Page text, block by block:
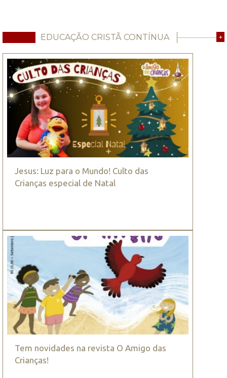
EDUCAÇÃO CRISTÃ CONTÍNUA +
Jesus: Luz para o Mundo! Culto das
Crianças especial de Natal
Tem novidades na revista O Amigo das
Crianças!